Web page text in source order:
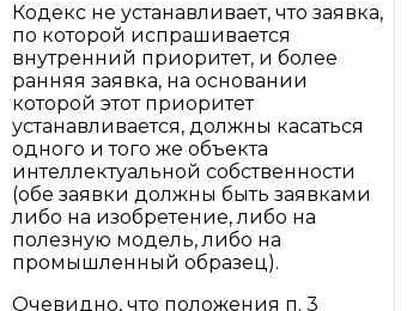
Кодекс не устанавливает, что заявка,
по которой испрашивается
внутренний приоритет, и более
ранняя заявка, на основании
которой этот приоритет
устанавливается, должны касаться
одного и того же объекта
интеллектуальной собственности
(обе заявки должны быть заявками
либо на изобретение, либо на
полезную модель, либо на
промышленный образец).
Очевидно, что положения п. 3